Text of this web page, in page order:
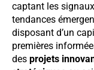
captant les
tendances
disposant d’un
premières
des projets